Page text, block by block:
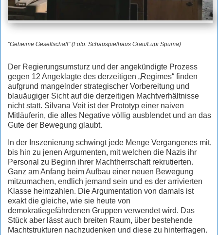
"Geheime Gesellschaft" (Foto: Schauspielhaus Grau/Lupi Spuma)
Der Regierungsumsturz und der angekündigte Prozess
gegen 12 Angeklagte des derzeitigen „Regimes“ finden
aufgrund mangelnder strategischer Vorbereitung und
blauäugiger Sicht auf die derzeitigen Machtverhältnisse
nicht statt. Silvana Veit ist der Prototyp einer naiven
Mitläuferin, die alles Negative völlig ausblendet und an das
Gute der Bewegung glaubt.
In der Inszenierung schwingt jede Menge Vergangenes mit,
bis hin zu jenen Argumenten, mit welchen die Nazis ihr
Personal zu Beginn ihrer Machtherrschaft rekrutierten.
Ganz am Anfang beim Aufbau einer neuen Bewegung
mitzumachen, endlich jemand sein und es der arrivierten
Klasse heimzahlen. Die Argumentation von damals ist
exakt die gleiche, wie sie heute von
demokratiegefährdenen Gruppen verwendet wird. Das
Stück aber lässt auch breiten Raum, über bestehende
Machtstrukturen nachzudenken und diese zu hinterfragen.